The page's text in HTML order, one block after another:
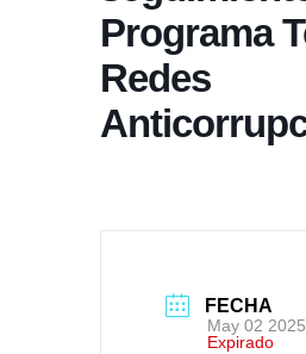
Programa
Redes
FECHA
May 02 2025
Expirado